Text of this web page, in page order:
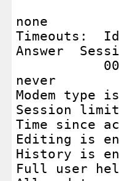
none
Timeouts:
Answer
Modem type
Session
Time since
Editing is
History is
Full user